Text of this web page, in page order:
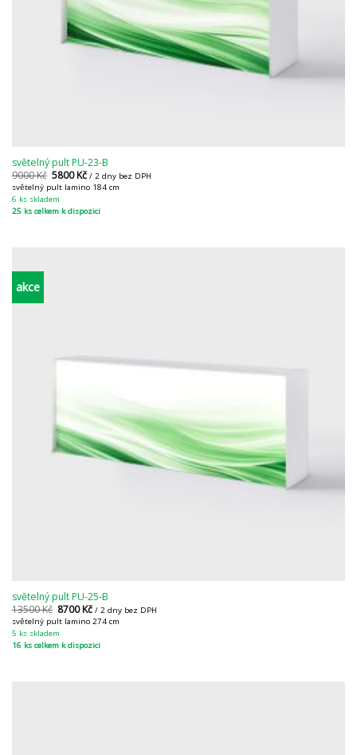
světelný pult PU-23-B
9000Kč 5800Kč / 2 dny bez DPH
světelný pult lamino 184 cm
6 ks skladem
25 ks celkem k dispozici
akce
světelný pult PU-25-B
13500Kč 8700Kč / 2 dny bez DPH
světelný pult lamino 274 cm
5 ks skladem
16 ks celkem k dispozici